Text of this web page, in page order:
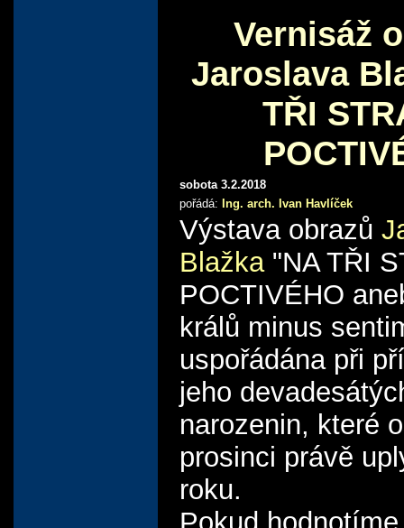
Vernisáž
Jaroslava
TŘI
sobota 3.2.2018
pořádá: Ing. arch. Ivan Havlíček
Výstava obrazů
Blažka"NA TŘI
POCTIVÉHO
králů minus
uspořádána při
jeho
narozenin, které
prosinci právě
roku.